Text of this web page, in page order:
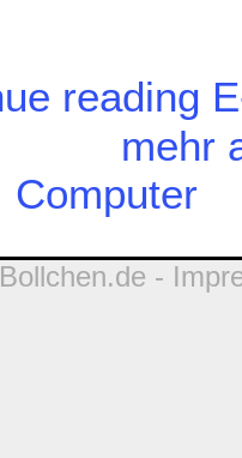
reading
mehr
Computer
Bollchen.de -